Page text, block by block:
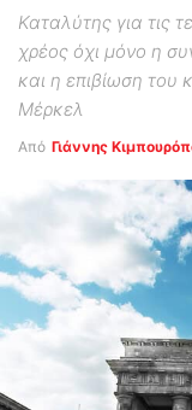
Καταλύτης για τις
χρέος όχι μόνο η
και η επιβίωση του
Μέρκελ
Από Γιάννης